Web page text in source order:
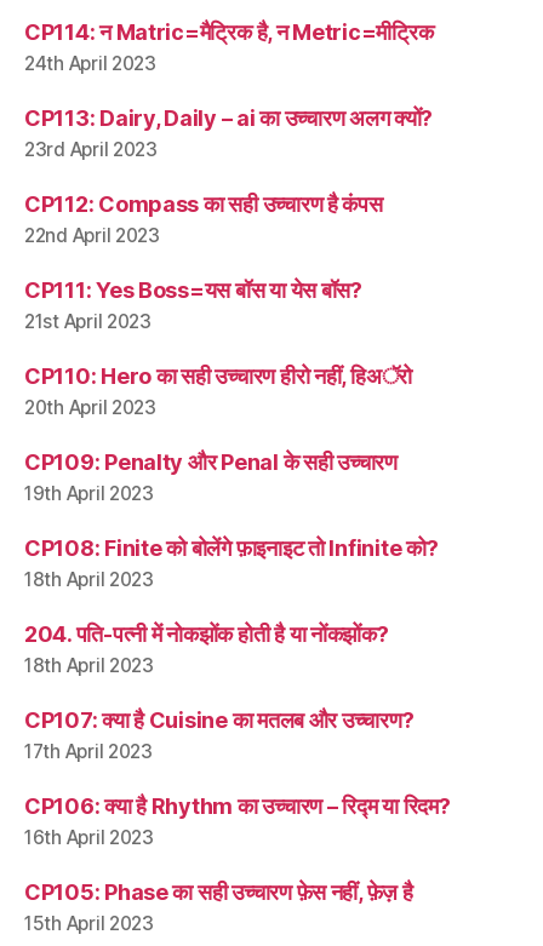
CP114: न Matric=मैट्रिक है, न Metric=मीट्रिक
24th April 2023
CP113: Dairy, Daily – ai का उच्चारण अलग क्यों?
23rd April 2023
CP112: Compass का सही उच्चारण है कंपस
22nd April 2023
CP111: Yes Boss=यस बॉस या येस बॉस?
21st April 2023
CP110: Hero का सही उच्चारण हीरो नहीं, हिअॅरो
20th April 2023
CP109: Penalty और Penal के सही उच्चारण
19th April 2023
CP108: Finite को बोलेंगे फ़ाइनाइट तो Infinite को?
18th April 2023
204. पति-पत्नी में नोकझोंक होती है या नोंकझोंक?
18th April 2023
CP107: क्या है Cuisine का मतलब और उच्चारण?
17th April 2023
CP106: क्या है Rhythm का उच्चारण – रिद्म या रिदम?
16th April 2023
CP105: Phase का सही उच्चारण फ़ेस नहीं, फ़ेज़ है
15th April 2023